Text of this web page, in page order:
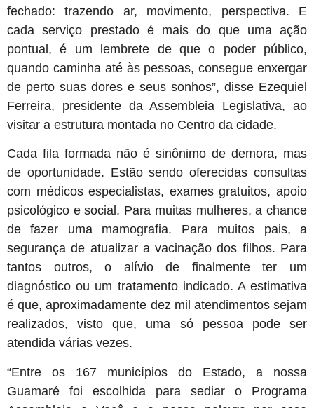
fechado: trazendo ar, movimento, perspectiva. E
cada serviço prestado é mais do que uma ação
pontual, é um lembrete de que o poder público,
quando caminha até às pessoas, consegue enxergar
de perto suas dores e seus sonhos”, disse Ezequiel
Ferreira, presidente da Assembleia Legislativa, ao
visitar a estrutura montada no Centro da cidade.
Cada fila formada não é sinônimo de demora, mas
de oportunidade. Estão sendo oferecidas consultas
com médicos especialistas, exames gratuitos, apoio
psicológico e social. Para muitas mulheres, a chance
de fazer uma mamografia. Para muitos pais, a
segurança de atualizar a vacinação dos filhos. Para
tantos outros, o alívio de finalmente ter um
diagnóstico ou um tratamento indicado. A estimativa
é que, aproximadamente dez mil atendimentos sejam
realizados, visto que, uma só pessoa pode ser
atendida várias vezes.
“Entre os 167 municípios do Estado, a nossa
Guamaré foi escolhida para sediar o Programa